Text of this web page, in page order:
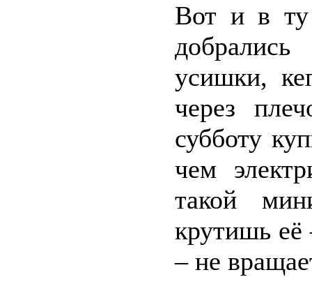
Вот и в ту
усишки,
через
субботу
чем
такой
крутишь её
– не